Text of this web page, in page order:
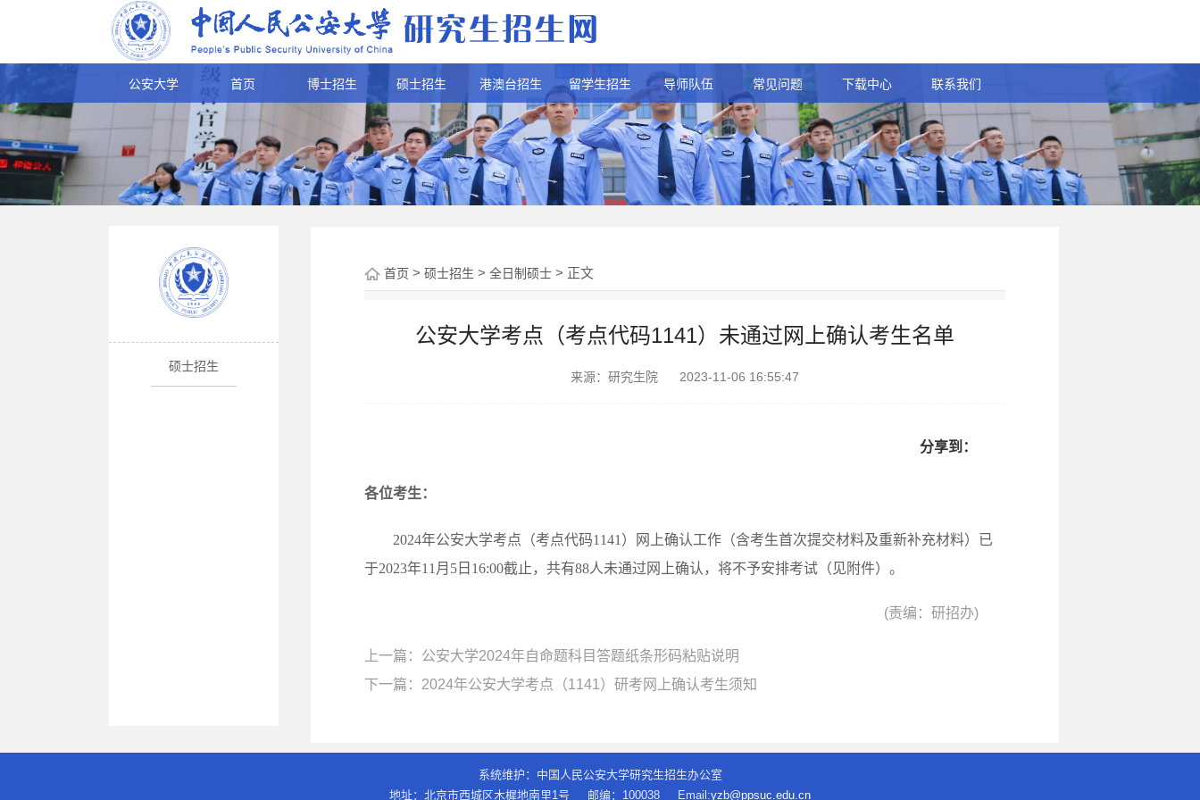
公安大学 首页 博士招生 硕士招生 港澳台招生 留学生招生 导师队伍 常见问题 下载中心 联系我们
硕士招生
首页 > 硕士招生 > 全日制硕士 > 正文
公安大学考点（考点代码1141）未通过网上确认考生名单
来源：研究生院 2023-11-06 16:55:47
分享到：
各位考生：
2024年公安大学考点（考点代码1141）网上确认工作 （含考生首次提交材料及重新补充材料）
已
于2023年11月5日16:00截止，共有88人未通过网上确认，将不予安排考试（见附件）。
(责编：研招办)
上一篇： 公安大学2024年自命题科目答题纸条形码粘贴说明
下一篇： 2024年公安大学考点（1141）研考网上确认考生须知
系统维护：中国人民公安大学研究生招生办公室
地址：北京市西城区木樨地南里1号 邮编：100038 Email:yzb@ppsuc.edu.cn